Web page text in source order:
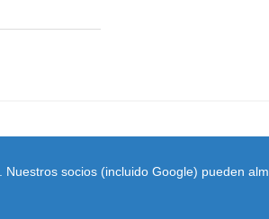
socios (incluido Google) pueden